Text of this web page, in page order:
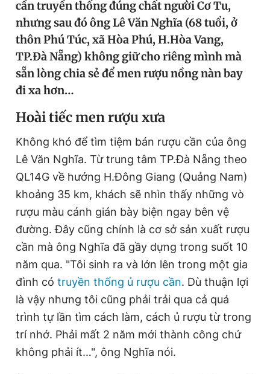
Video Magazine
Sản phẩm khác
Tiện ích Bạn cần biết
Thông tin tòa soạn Liên hệ quảng cáo
Đọc Thanh Niên trên điện thoại
Theo dõi báo trên
Hotline
0906 645 777
Liên hệ quảng cáo
0908 780 404
cần truyền thống đúng chất người Cơ Tu,
nhưng sau đó ông Lê Văn Nghĩa (68 tuổi, ở
thôn Phú Túc, xã Hòa Phú, H.Hòa Vang,
TP.Đà Nẵng) không giữ cho riêng mình mà
sẵn lòng chia sẻ để men rượu nồng nàn bay
đi xa hơn…
Hoài tiếc men rượu xưa
Không khó để tìm tiệm bán rượu cần của ông
Lê Văn Nghĩa. Từ trung tâm TP.Đà Nẵng theo
QL14G về hướng H.Đông Giang (Quảng Nam)
khoảng 35 km, khách sẽ nhìn thấy những vò
rượu màu cánh gián bày biện ngay bên vệ
đường. Đây cũng chính là cơ sở sản xuất rượu
cần mà ông Nghĩa đã gầy dựng trong suốt 10
năm qua. "Tôi sinh ra và lớn lên trong một gia
đình có truyền thống ủ rượu cần. Dù thuận lợi
là vậy nhưng tôi cũng phải trải qua cả quá
trình tự lần tìm cách làm, cách ủ rượu từ trong
trí nhớ. Phải mất 2 năm mới thành công chứ
không phải ít…", ông Nghĩa nói.